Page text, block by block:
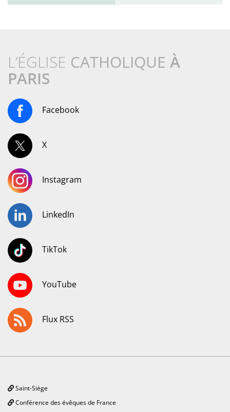
L’ÉGLISE CATHOLIQUE À
PARIS
Facebook
X
Instagram
LinkedIn
TikTok
YouTube
Flux RSS
Saint-Siège
Conférence des évêques de France